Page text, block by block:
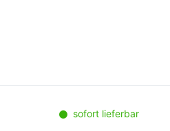
sofort lieferbar